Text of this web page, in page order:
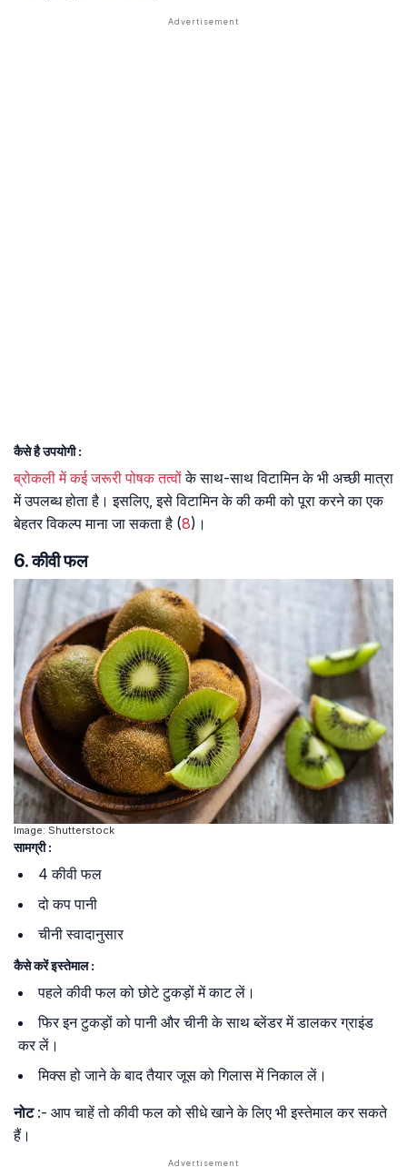
कैसे है उपयोगी :
ब्रोकली में कई जरूरी पोषक तत्वोंके साथ-साथ विटामिन के भी अच्छी मात्रा
में उपलब्ध होता है। इसलिए, इसे विटामिन के की कमी को पूरा करने का एक
बेहतर विकल्प माना जा सकता है (8)।
6. कीवी फल
Image: Shutterstock
सामग्री :
4 कीवी फल
दो कप पानी
चीनी स्वादानुसार
कैसे करें इस्तेमाल :
पहले कीवी फल को छोटे टुकड़ों में काट लें।
फिर इन टुकड़ों को पानी और चीनी के साथ ब्लेंडर में डालकर ग्राइंड
कर लें।
मिक्स हो जाने के बाद तैयार जूस को गिलास में निकाल लें।
नोट:- आप चाहें तो कीवी फल को सीधे खाने के लिए भी इस्तेमाल कर सकते
हैं।